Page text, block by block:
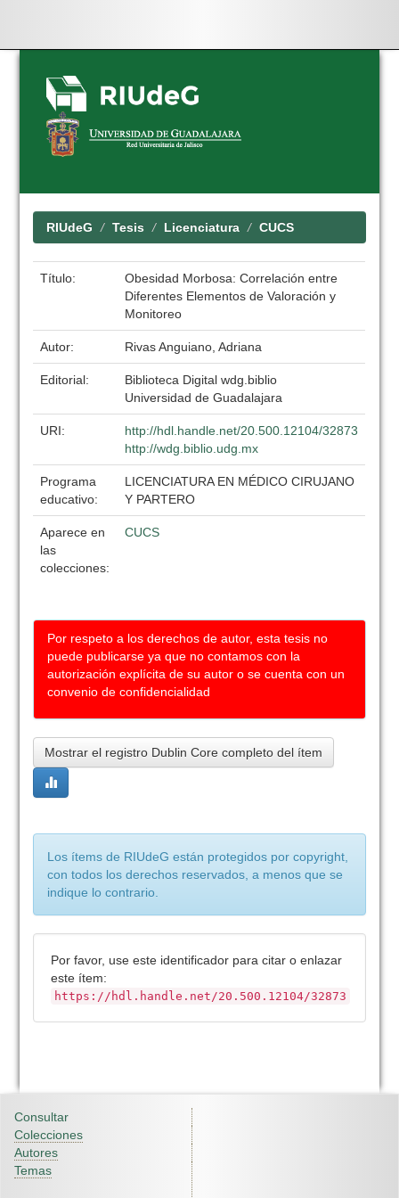
Skip
navigation
RIUdeG Tesis Licenciatura CUCS
Título:
Obesidad Morbosa: Correlación entre
Diferentes Elementos de Valoración y
Monitoreo
Autor: Rivas Anguiano, Adriana
Editorial:
Biblioteca Digital wdg.biblio
Universidad de Guadalajara
URI:
http://hdl.handle.net/20.500.12104/32873
http://wdg.biblio.udg.mx
Programa
educativo:
LICENCIATURA EN MÉDICO CIRUJANO
Y PARTERO
Aparece en
las
colecciones:
CUCS
Por respeto a los derechos de autor, esta tesis no
puede publicarse ya que no contamos con la
autorización explícita de su autor o se cuenta con un
convenio de confidencialidad
Mostrar el registro Dublin Core completo del ítem
Los ítems de RIUdeG están protegidos por copyright,
con todos los derechos reservados, a menos que se
indique lo contrario.
Por favor, use este identificador para citar o enlazar
este ítem:
https://hdl.handle.net/20.500.12104/32873
Consultar
Colecciones
Autores
Temas